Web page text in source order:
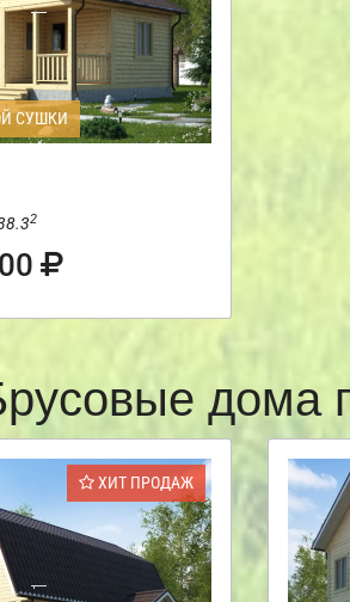
СУШКИ
2
дома
ХИТ ПРОДАЖ